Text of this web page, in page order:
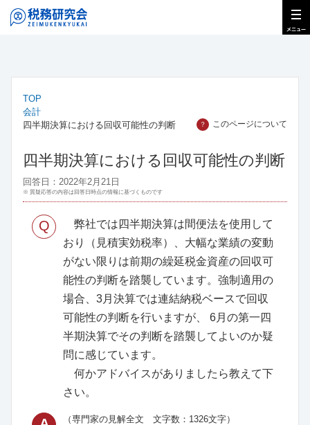
TOP
会計
四半期決算における回収可能性の判断
？ このページについて
四半期決算における回収可能性の判断
回答日：2022年2月21日
※ 質疑応答の内容は回答日時点の情報に基づくものです
Q
弊社では四半期決算は間便法を使用して
おり（見積実効税率）、大幅な業績の変動
がない限りは前期の繰延税金資産の回収可
能性の判断を踏襲しています。強制適用の
場合、3月決算では連結納税ベースで回収
可能性の判断を行いますが、 6月の第一四
半期決算でその判断を踏襲してよいのか疑
問に感じています。
何かアドバイスがありましたら教えて下
さい。
（専門家の見解全文 文字数：1326文字）